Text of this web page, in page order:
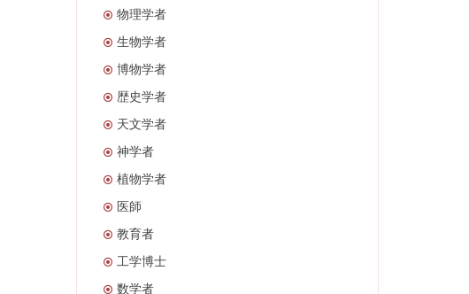
物理学者
生物学者
博物学者
歴史学者
天文学者
神学者
植物学者
医師
教育者
工学博士
数学者